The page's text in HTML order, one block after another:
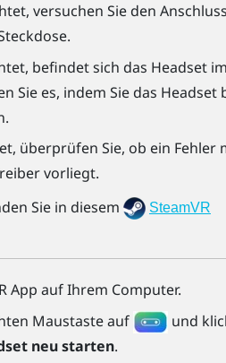
versuchen Sie den
befindet sich das Headset im
Sie es, indem Sie das Headset
überprüfen Sie, ob ein Fehler
vorliegt.
Sie in diesem
SteamVR
App auf Ihrem Computer.
Maustaste auf
und
neu starten.